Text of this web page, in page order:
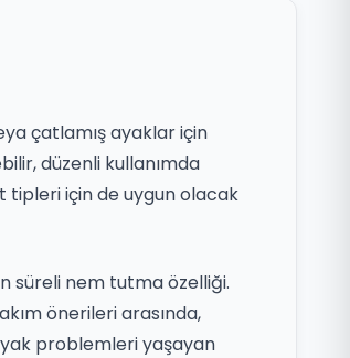
çatlamış ayaklar için
düzenli kullanımda
tipleri için de uygun olacak
süreli nem tutma özelliği.
önerileri arasında,
problemleri yaşayan